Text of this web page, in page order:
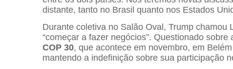
distante, tanto no Brasil quanto nos Estados
Durante coletiva no Salão Oval, Trump chamou
“começar a fazer negócios”. Questionado
COP 30, que acontece em novembro, em
mantendo a indefinição sobre sua participação